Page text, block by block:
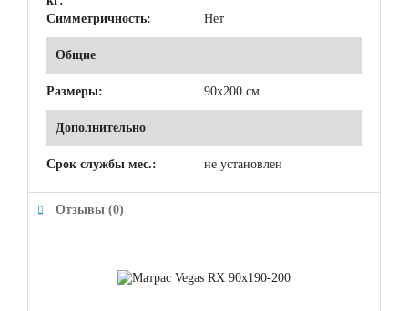
Симметричность: Нет
Общие
Размеры: 90x200 см
Дополнительно
Срок службы мес.: не установлен
Отзывы (0)